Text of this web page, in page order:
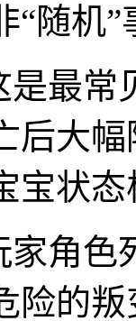
“随机
是最
后大
宝状
家角
险的